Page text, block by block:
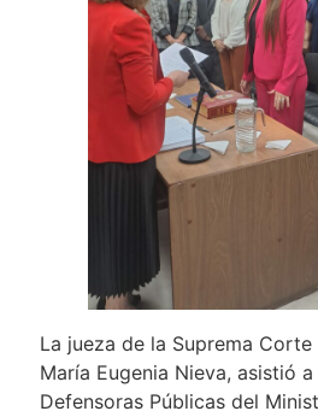
La jueza de la Suprema
María Eugenia Nieva, asistió
Defensoras Públicas del